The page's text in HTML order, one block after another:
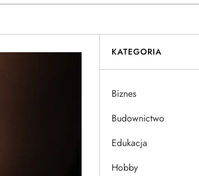
KATEGORIA
Biznes
Budownictwo
Edukacja
Hobby